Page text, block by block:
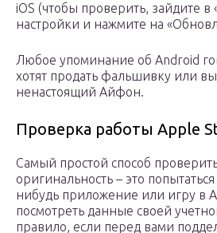
iOS (чтобы проверить, зайдите
настройки и нажмите на
Любое упоминание об Android
хотят продать фальшивку или
ненастоящий Айфон.
Проверка работы Apple
Самый простой способ
оригинальность – это
нибудь приложение или игру в
посмотреть данные своей
правило, если перед вами